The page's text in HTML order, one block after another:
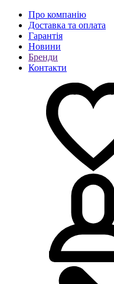
Про компанію
Доставка та оплата
Гарантія
Новини
Бренди
Контакти